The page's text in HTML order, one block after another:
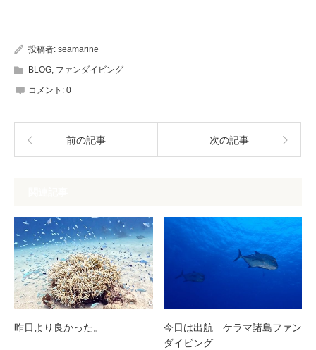
投稿者: seamarine
BLOG, ファンダイビング
コメント: 0
前の記事 次の記事
昨日より良かった。
今日は出航 ケラマ諸島ファン
ダイビング